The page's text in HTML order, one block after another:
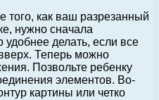
того, как ваш разрезанный
нужно сначала
удобнее делать, если все
Теперь можно
Позвольте ребенку
элементов. Во-
картины или четко